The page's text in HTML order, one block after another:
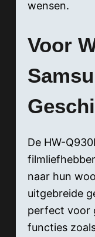
wensen.
Voor
De HW-
naar hun
uitgebreide
perfect voor
functies